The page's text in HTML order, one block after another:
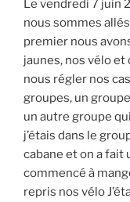
Le vendredi 7 juin
nous sommes
premier nous
jaunes, nos vélo et
nous régler nos
groupes, un
un autre groupe
j’étais dans le
cabane et on a fait
commencé à
repris nos vélo